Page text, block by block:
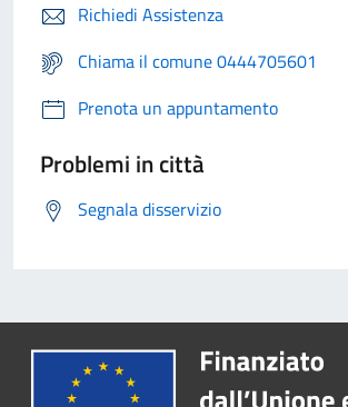
Richiedi Assistenza
Chiama il comune 0444705601
Prenota un appuntamento
Problemi in città
Segnala disservizio